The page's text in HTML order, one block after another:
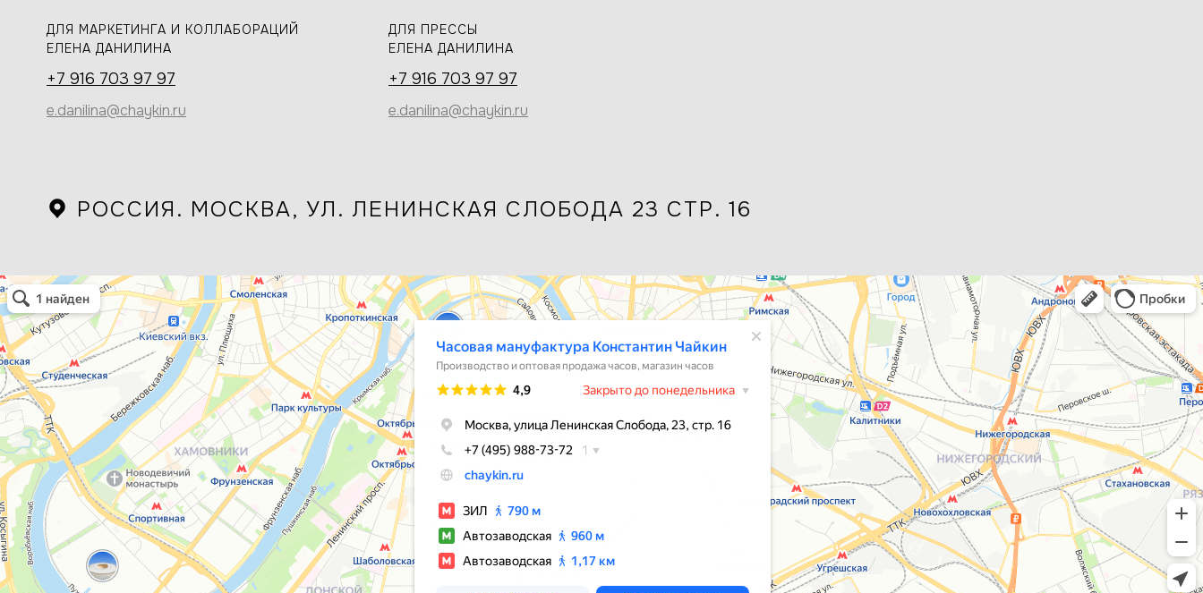
ДЛЯ МАРКЕТИНГА И КОЛЛАБОРАЦИЙ
ЕЛЕНА ДАНИЛИНА
+7 916 703 97 97
e.danilina@chaykin.ru
ДЛЯ ПРЕССЫ
ЕЛЕНА ДАНИЛИНА
+7 916 703 97 97
e.danilina@chaykin.ru
РОССИЯ. МОСКВА, УЛ. ЛЕНИНСКАЯ СЛОБОДА 23 СТР. 16